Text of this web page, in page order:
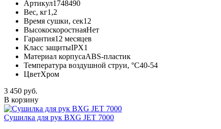
Артикул1748490
Вес, кг1,2
Время сушки, сек12
ВысокоскоростнаяНет
Гарантия12 месяцев
Класс защитыIPX1
Материал корпусаABS-пластик
Температура воздушной струи, °С40-54
ЦветХром
3 450 руб.
В корзину
Сушилка для рук BXG JET 7000